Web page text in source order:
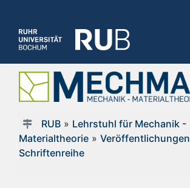
RUB» Lehrstuhl für Mechanik -
Materialtheorie » Veröffentlichungen
Schriftenreihe